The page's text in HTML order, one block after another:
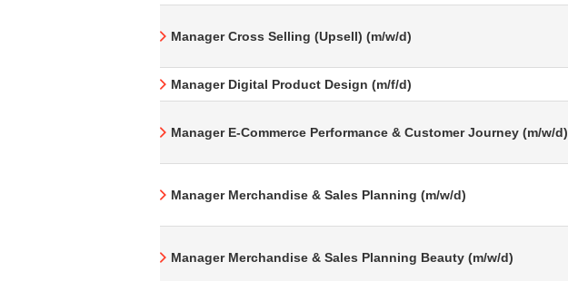
Manager Cross Selling (Upsell) (m/w/d)
Manager Digital Product Design (m/f/d)
Manager E-Commerce Performance & Customer Journey (m/w/d)
Manager Merchandise & Sales Planning (m/w/d)
Manager Merchandise & Sales Planning Beauty (m/w/d)